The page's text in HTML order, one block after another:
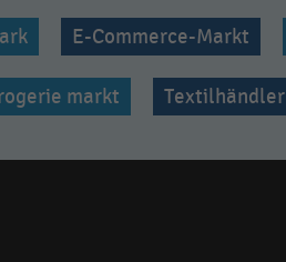
E-Commerce-Markt
markt Textilhändler